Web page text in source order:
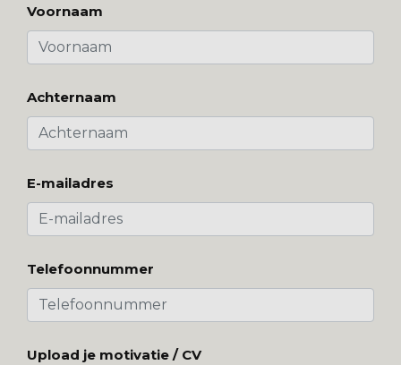
Voornaam
Achternaam
E-mailadres
Telefoonnummer
Upload je motivatie / CV